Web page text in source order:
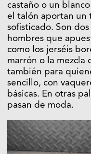
castaño o un
el talón aportan un
sofisticado. Son
hombres que
como los jerséis
marrón o la
también para
sencillo, con
básicas. En otras
pasan de moda.